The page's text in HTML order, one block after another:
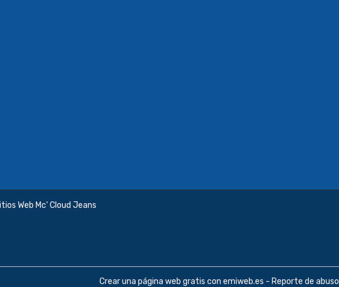
Web Mc' Cloud Jeans
Crear una página web gratis con emiweb.es - Reporte de abuso